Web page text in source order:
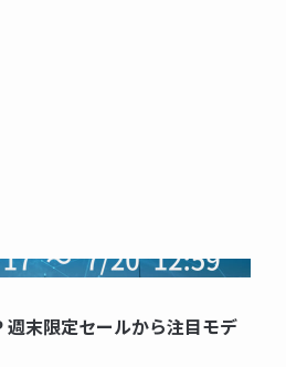
PRINTING...
週末限定セールから注目モデ